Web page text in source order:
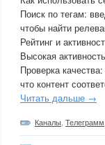
Поиск по тегам:
чтобы найти
Рейтинг и
Высокая
Проверка
что контент
Читать дальше →
Каналы Телеграмм